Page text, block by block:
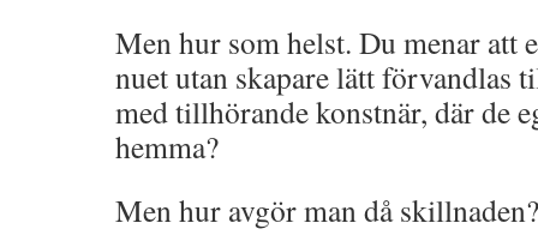
Men hur som helst. Du menar att
nuet utan skapare lätt förvandlas
med tillhörande konstnär, där de
hemma?
Men hur avgör man då